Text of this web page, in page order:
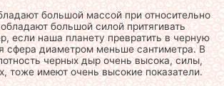
большой массой при относительно
большой силой притягивать
если наша планету превратить в черную
сфера диаметром меньше сантиметра. В
черных дыр очень высока, силы,
тоже имеют очень высокие показатели.